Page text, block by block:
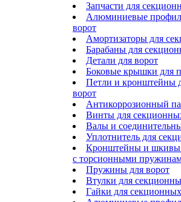
Запчасти для
Алюминиевые
ворот
Амортизаторы для
Барабаны для
Детали для ворот
Боковые крышки для
Петли и кронштейны
ворот
Антикоррозионный
Винты для
Валы и
Уплотнитель для
Кронштейны и шкивы
с торсионными
Пружины для ворот
Втулки для
Гайки для